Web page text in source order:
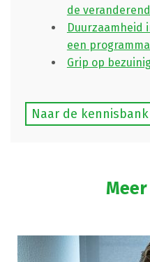
de
Duurzaamheid
een
Grip op
Naar de kennisbank